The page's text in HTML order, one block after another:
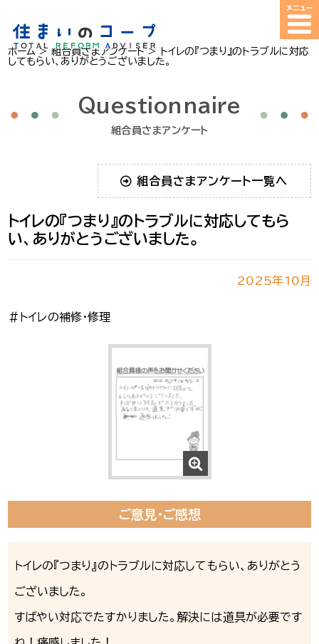
ホーム>組合員さまアンケート>
トイレの『つまり』のトラブルに対応
してもらい、ありがとうございました。
Questionnaire
組合員さまアンケート
組合員さまアンケート一覧へ
トイレの『つまり』のトラブルに対応してもら
い、ありがとうございました。
2025年10月
＃トイレの補修・修理
ご意見・ご感想
トイレの『つまり』のトラブルに対応してもらい、ありがとう
ございました。
すばやい対応でたすかりました。解決には道具が必要です